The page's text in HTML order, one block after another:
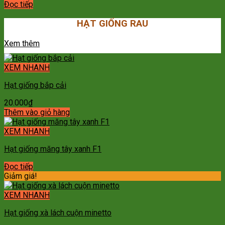
Đọc tiếp
HẠT GIỐNG RAU
Xem thêm
XEM NHANH
Hạt giống bắp cải
20.000₫
Thêm vào giỏ hàng
XEM NHANH
Hạt giống măng tây xanh F1
Đọc tiếp
Giảm giá!
XEM NHANH
Hạt giống xà lách cuộn minetto